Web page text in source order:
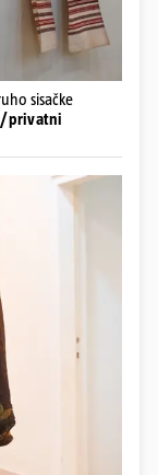
sisačke
privatni